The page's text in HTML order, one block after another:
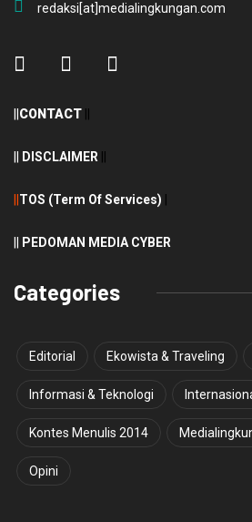
redaksi[at]medialingkungan.com
CONTACT
DISCLAIMER
TOS (Term Of Services)
PEDOMAN MEDIA CYBER
Categories
Editorial Ekowista & Traveling
Informasi & Teknologi
Kontes Menulis 2014
Opini